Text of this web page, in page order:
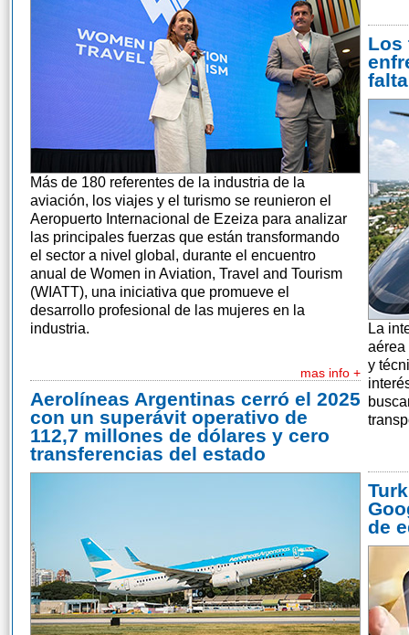
Más de 180 referentes de la industria de la
aviación, los viajes y el turismo se reunieron el
Aeropuerto Internacional de Ezeiza para analizar
las principales fuerzas que están transformando
el sector a nivel global, durante el encuentro
anual de Women in Aviation, Travel and Tourism
(WIATT), una iniciativa que promueve el
desarrollo profesional de las mujeres en la
industria.
mas info +
Aerolíneas Argentinas cerró el 2025
con un superávit operativo de
112,7 millones de dólares y cero
transferencias del estado
Los
La
aérea
y
de